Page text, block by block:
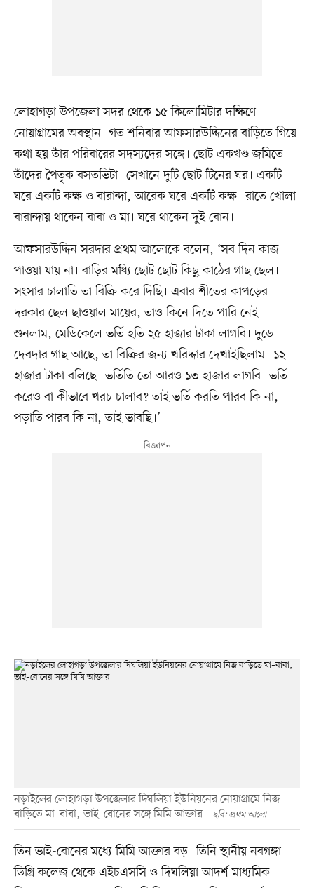
লোহাগড়া উপজেলা সদর থেকে ১৫ কিলোমিটার দক্ষিণে
নোয়াগ্রামের অবস্থান। গত শনিবার আফসারউদ্দিনের বাড়িতে গিয়ে
কথা হয় তাঁর পরিবারের সদস্যদের সঙ্গে। ছোট একখণ্ড জমিতে
তাঁদের পৈতৃক বসতভিটা। সেখানে দুটি ছোট টিনের ঘর। একটি
ঘরে একটি কক্ষ ও বারান্দা, আরেক ঘরে একটি কক্ষ। রাতে খোলা
বারান্দায় থাকেন বাবা ও মা। ঘরে থাকেন দুই বোন।
আফসারউদ্দিন সরদার প্রথম আলোকে বলেন, ‘সব দিন কাজ
পাওয়া যায় না। বাড়ির মধ্যি ছোট ছোট কিছু কাঠের গাছ ছেল।
সংসার চালাতি তা বিক্রি করে দিছি। এবার শীতের কাপড়ের
দরকার ছেল ছাওয়াল মায়ের, তাও কিনে দিতে পারি নেই।
শুনলাম, মেডিকেলে ভর্তি হতি ২৫ হাজার টাকা লাগবি। দুডে
দেবদার গাছ আছে, তা বিক্রির জন্য খরিদ্দার দেখাইছিলাম। ১২
হাজার টাকা বলিছে। ভর্তিতি তো আরও ১৩ হাজার লাগবি। ভর্তি
করেও বা কীভাবে খরচ চালাব? তাই ভর্তি করতি পারব কি না,
পড়াতি পারব কি না, তাই ভাবছি।’
নড়াইলের লোহাগড়া উপজেলার দিঘলিয়া ইউনিয়নের নোয়াগ্রামে নিজ
বাড়িতে মা–বাবা, ভাই–বোনের সঙ্গে মিমি আক্তার
ছবি: প্রথম আলো
তিন ভাই-বোনের মধ্যে মিমি আক্তার বড়। তিনি স্থানীয় নবগঙ্গা
ডিগ্রি কলেজ থেকে এইচএসসি ও দিঘলিয়া আদর্শ মাধ্যমিক